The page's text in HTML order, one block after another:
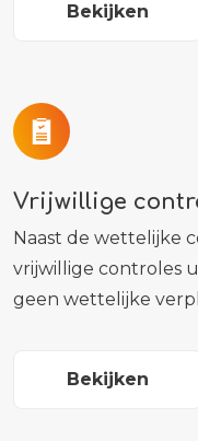
Bekijken
Vrijwillige
Naast de wettelijke
vrijwillige controles
geen wettelijke
Bekijken